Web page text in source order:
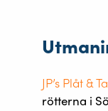
JP’s Plåt &
rötterna i